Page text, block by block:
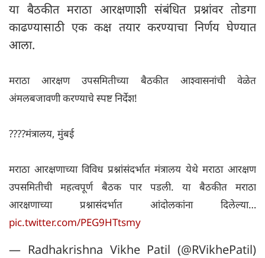
या बैठकीत मराठा आरक्षणाशी संबंधित प्रश्नांवर तोडगा
काढण्यासाठी एक कक्ष तयार करण्याचा निर्णय घेण्यात
आला.
मराठा आरक्षण उपसमितीच्या बैठकीत आश्वासनांची वेळेत
अंमलबजावणी करण्याचे स्पष्ट निर्देश!
????मंत्रालय, मुंबई
मराठा आरक्षणाच्या विविध प्रश्नांसंदर्भात मंत्रालय येथे मराठा आरक्षण
उपसमितीची महत्वपूर्ण बैठक पार पडली. या बैठकीत मराठा
आरक्षणाच्या प्रश्नासंदर्भात आंदोलकांना दिलेल्या…
pic.twitter.com/PEG9HTtsmy
— Radhakrishna Vikhe Patil (@RVikhePatil)